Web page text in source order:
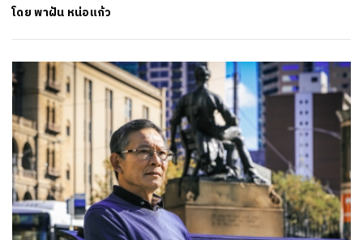
โดยพาฝัน หน่อแก้ว